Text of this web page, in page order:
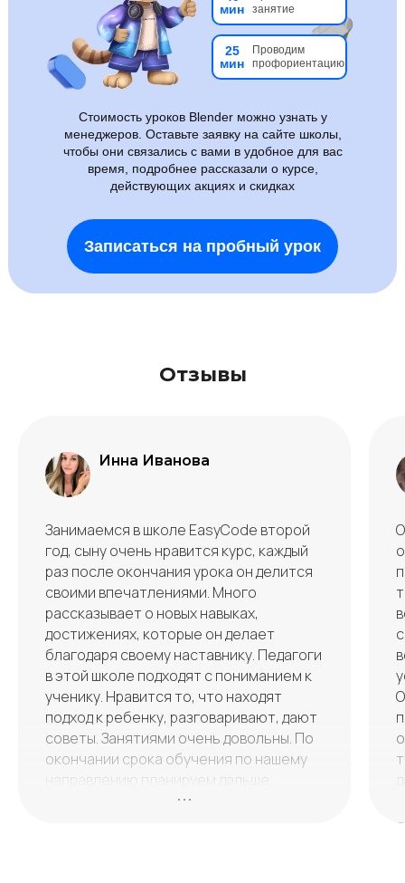
Стоимость уроков Blender можно узнать у
менеджеров. Оставьте заявку на сайте школы,
чтобы они связались с вами в удобное для вас
время, подробнее рассказали о курсе,
действующих акциях и скидках
Записаться на пробный урок
занятие
мин
25
мин
Проводим
профориентацию
Отзывы
Инна Иванова
Занимаемся в школе EasyCode второй
год, сыну очень нравится курс, каждый
раз после окончания урока он делится
своими впечатлениями. Много
рассказывает о новых навыках,
достижениях, которые он делает
благодаря своему наставнику. Педагоги
в этой школе подходят с пониманием к
ученику. Нравится то, что находят
подход к ребенку, разговаривают, дают
советы. Занятиями очень довольны. По
окончании срока обучения по нашему
продолжать обучаться в этой школе